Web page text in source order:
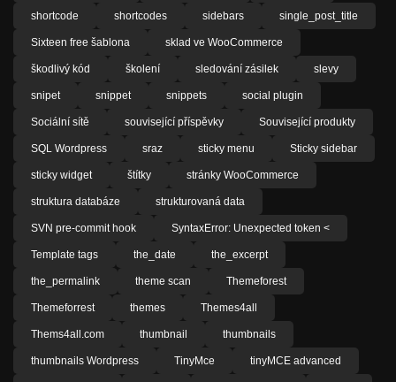
shortcode shortcodes sidebars single_post_title
Sixteen free šablona sklad ve WooCommerce
škodlivý kód školení sledování zásilek slevy
snipet snippet snippets social plugin
Sociální sítě související příspěvky Související produkty
SQL Wordpress sraz sticky menu Sticky sidebar
sticky widget štítky stránky WooCommerce
struktura databáze strukturovaná data
SVN pre-commit hook SyntaxError: Unexpected token <
Template tags the_date the_excerpt
the_permalink theme scan Themeforest
Themeforrest themes Themes4all
Thems4all.com thumbnail thumbnails
thumbnails Wordpress TinyMce tinyMCE advanced